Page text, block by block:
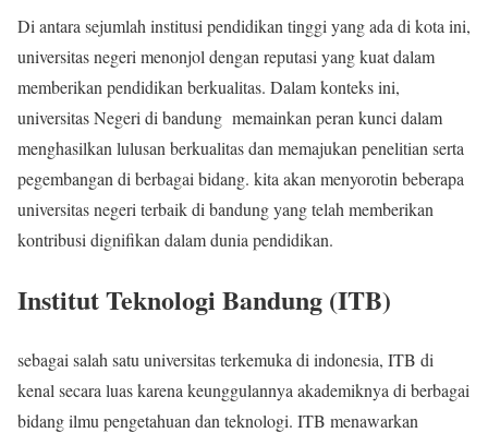
Di antara sejumlah institusi pendidikan tinggi yang ada di kota ini,
universitas negeri menonjol dengan reputasi yang kuat dalam
memberikan pendidikan berkualitas. Dalam konteks ini,
universitas Negeri di bandung memainkan peran kunci dalam
menghasilkan lulusan berkualitas dan memajukan penelitian serta
pegembangan di berbagai bidang. kita akan menyorotin beberapa
universitas negeri terbaik di bandung yang telah memberikan
kontribusi dignifikan dalam dunia pendidikan.
Institut Teknologi Bandung (ITB)
sebagai salah satu universitas terkemuka di indonesia, ITB di
kenal secara luas karena keunggulannya akademiknya di berbagai
bidang ilmu pengetahuan dan teknologi. ITB menawarkan